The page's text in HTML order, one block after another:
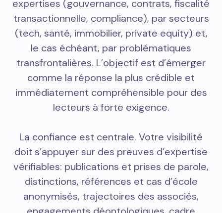
expertises (gouvernance, contrats, fiscalité
transactionnelle, compliance), par secteurs
(tech, santé, immobilier, private equity) et,
le cas échéant, par problématiques
transfrontalières. L’objectif est d’émerger
comme la réponse la plus crédible et
immédiatement compréhensible pour des
lecteurs à forte exigence.
La confiance est centrale. Votre visibilité
doit s’appuyer sur des preuves d’expertise
vérifiables: publications et prises de parole,
distinctions, références et cas d’école
anonymisés, trajectoires des associés,